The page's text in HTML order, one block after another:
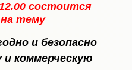
состоится
тему
и безопасно
коммерческую